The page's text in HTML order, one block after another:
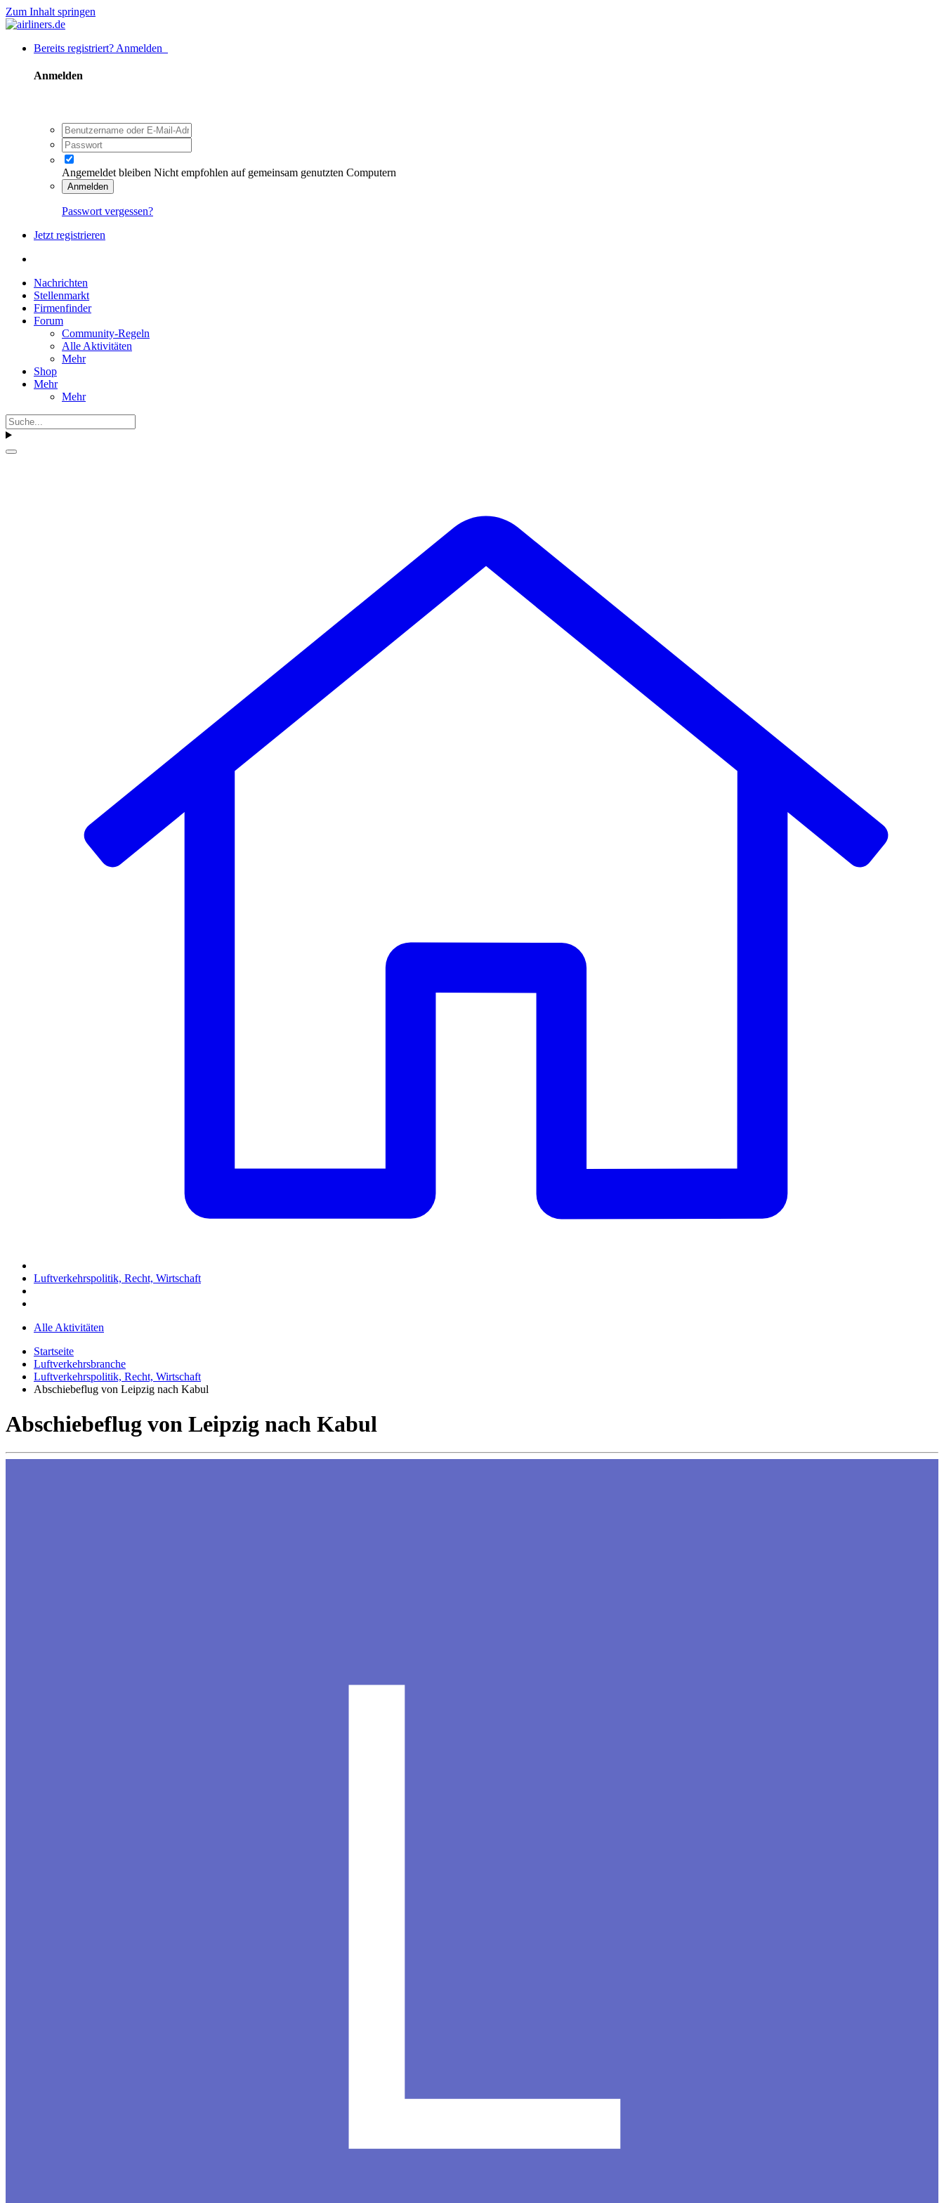
Zum Inhalt springen
Bereits registriert? Anmelden
Anmelden
Angemeldet bleiben Nicht empfohlen auf gemeinsam genutzten Computern
Anmelden
Passwort vergessen?
Jetzt registrieren
Nachrichten
Stellenmarkt
Firmenfinder
Forum
Community-Regeln
Alle Aktivitäten
Mehr
Shop
Mehr
Mehr
Luftverkehrspolitik, Recht, Wirtschaft
Alle Aktivitäten
Startseite
Luftverkehrsbranche
Luftverkehrspolitik, Recht, Wirtschaft
Abschiebeflug von Leipzig nach Kabul
Abschiebeflug von Leipzig nach Kabul